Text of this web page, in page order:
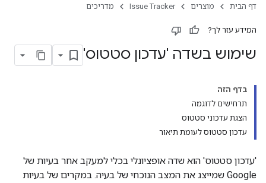
דף הבית מוצרים Issue Tracker מדריכים
המידע עזר לך?
שימוש בשדה 'עדכון סטטוס'
בדף הזה
תרחישים לדוגמה
הצגת עדכוני סטטוס
עדכון סטטוס לעומת תיאור
'עדכון סטטוס' הוא שדה אופציונלי בכלי למעקב אחר בעיות של
Google שמייצג את המצב הנוכחי של בעיה. במקרים של בעיות